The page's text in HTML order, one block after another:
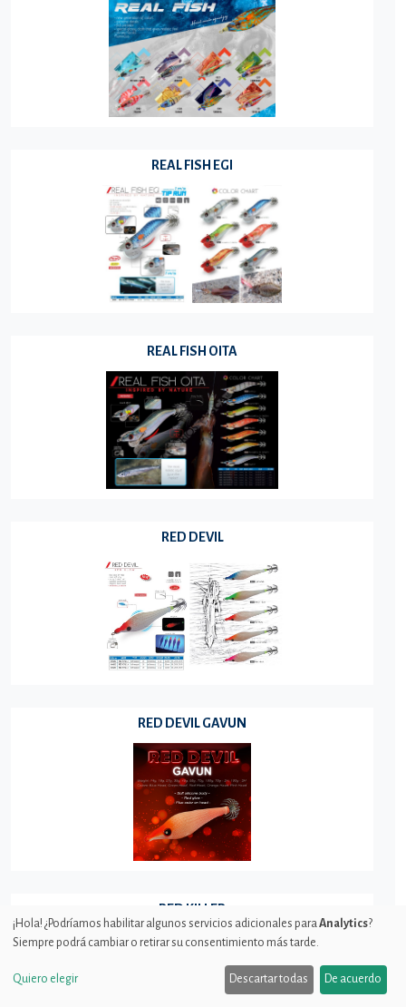
REAL FISH EGI
REAL FISH OITA
RED DEVIL
RED DEVIL GAVUN
RED KILLER
¡Hola! ¿Podríamos habilitar algunos servicios adicionales paraAnalytics?
Siempre podrá cambiar o retirar su consentimiento más tarde.
Quiero elegir Descartar todas De acuerdo